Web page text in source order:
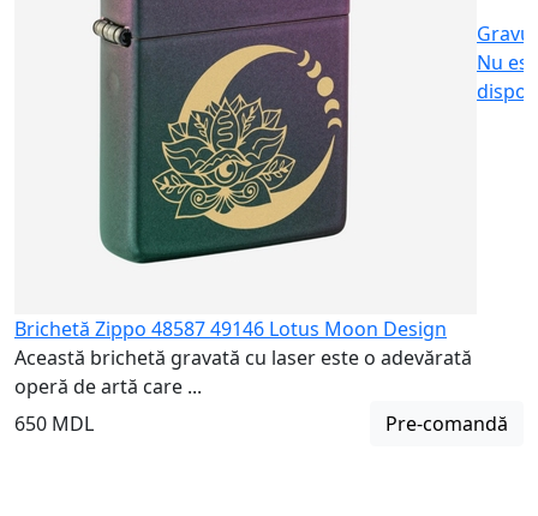
Nu
Brichetă Zippo 48587 49146 Lotus Moon Design
Această brichetă gravată cu laser este o adevărată
operă de artă care ...
650 MDL
Pre-comandă